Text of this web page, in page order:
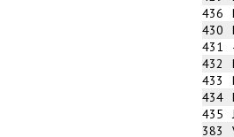
436
430
431
432
433
434
435
383